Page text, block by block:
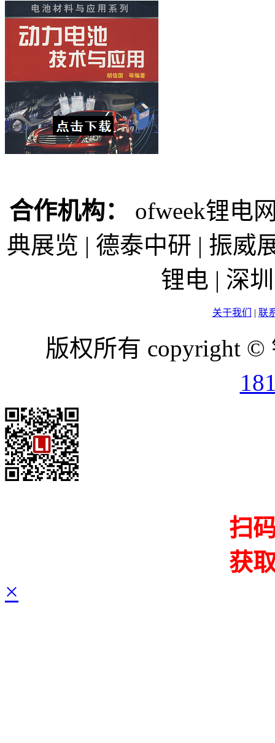
合作机构：
ofweek锂电
典展览 | 德泰中研 | 振威
锂电 | 深
关于我们 | 联
版权所有 copyright
扫
获
×